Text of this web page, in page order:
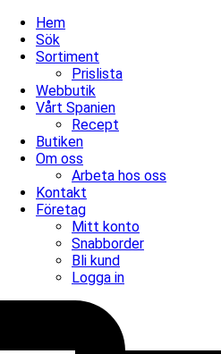
Hem
Sök
Sortiment
Prislista
Webbutik
Vårt Spanien
Recept
Butiken
Om oss
Arbeta hos oss
Kontakt
Företag
Mitt konto
Snabborder
Bli kund
Logga in